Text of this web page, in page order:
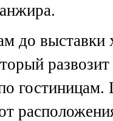
до выставки